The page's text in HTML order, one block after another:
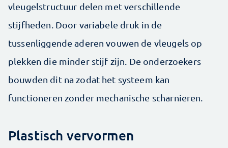
vleugelstructuur delen met verschillende
stijfheden. Door variabele druk in de
tussenliggende aderen vouwen de vleugels op
plekken die minder stijf zijn. De onderzoekers
bouwden dit na zodat het systeem kan
functioneren zonder mechanische scharnieren.
Plastisch vervormen